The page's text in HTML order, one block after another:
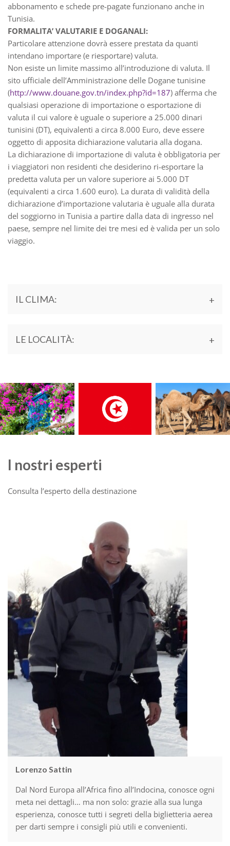
abbonamento e schede pre-pagate funzionano anche in
Tunisia.
FORMALITA’ VALUTARIE E DOGANALI:
Particolare attenzione dovrà essere prestata da quanti
intendano importare (e riesportare) valuta.
Non esiste un limite massimo all’introduzione di valuta. Il
sito ufficiale dell’Amministrazione delle Dogane tunisine
(http://www.douane.gov.tn/index.php?id=187) afferma che
qualsiasi operazione di importazione o esportazione di
valuta il cui valore è uguale o superiore a 25.000 dinari
tunisini (DT), equivalenti a circa 8.000 Euro, deve essere
oggetto di apposita dichiarazione valutaria alla dogana.
La dichiarazione di importazione di valuta è obbligatoria per
i viaggiatori non residenti che desiderino ri-esportare la
predetta valuta per un valore superiore ai 5.000 DT
(equivalenti a circa 1.600 euro). La durata di validità della
dichiarazione d’importazione valutaria è uguale alla durata
del soggiorno in Tunisia a partire dalla data di ingresso nel
paese, sempre nel limite dei tre mesi ed è valida per un solo
viaggio.
IL CLIMA:
LE LOCALITÀ:
I nostri esperti
Consulta l’esperto della destinazione
Lorenzo Sattin
Dal Nord Europa all’Africa fino all’Indocina, conosce ogni
meta nei dettagli… ma non solo: grazie alla sua lunga
esperienza, conosce tutti i segreti della biglietteria aerea
per darti sempre i consigli più utili e convenienti.